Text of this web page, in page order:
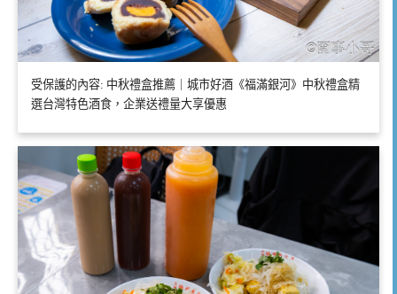
受保護的內容: 中秋禮盒推薦｜城市好酒《福滿銀河》中秋禮盒精
選台灣特色酒食，企業送禮量大享優惠